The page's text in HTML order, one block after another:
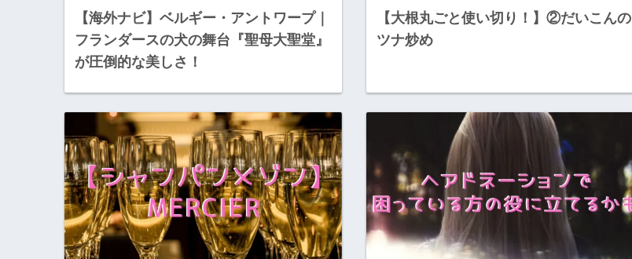
【海外ナビ】ベルギー・アントワープ｜
フランダースの犬の舞台『聖母大聖堂』
が圧倒的な美しさ！
【大根丸ごと使い切り！】②だいこんの
ツナ炒め